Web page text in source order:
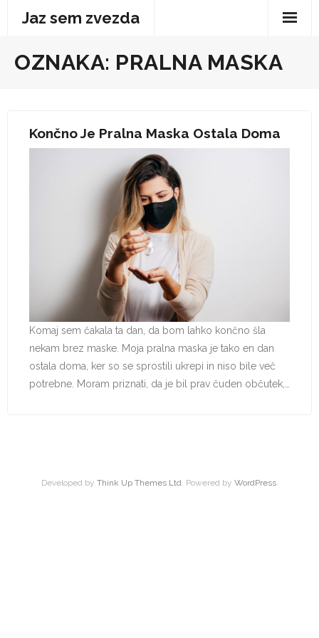
Jaz sem zvezda
OZNAKA: PRALNA MASKA
Končno Je Pralna Maska Ostala Doma
Komaj sem čakala ta dan, da bom lahko končno šla
nekam brez maske. Moja pralna maska je tako en dan
ostala doma, ker so se sprostili ukrepi in niso bile več
potrebne. Moram priznati, da je bil prav čuden občutek,…
Developed by Think Up Themes Ltd. Powered by WordPress.